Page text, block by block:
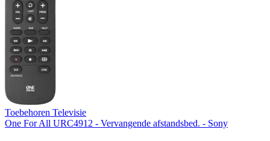
Toebehoren Televisie
One For All URC4912 - Vervangende afstandsbed. - Sony